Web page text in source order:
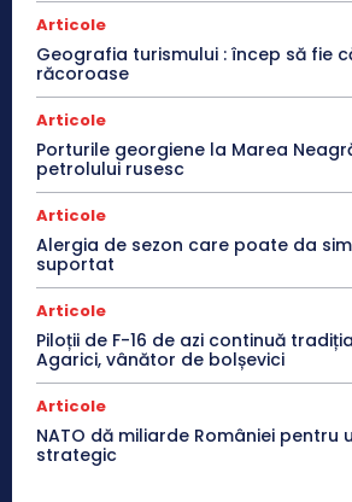
Articole
Geografia turismului : încep să fie
răcoroase
Articole
Porturile georgiene la Marea
petrolului rusesc
Articole
Alergia de sezon care poate da
suportat
Articole
Piloții de F-16 de azi continuă
Agarici, vânător de bolșevici
Articole
NATO dă miliarde României pentru
strategic